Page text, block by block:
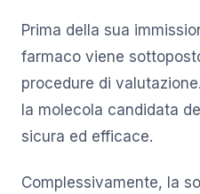
Prima della sua
farmaco viene
procedure di
la molecola candidata
sicura ed efficace.
Complessivamente, la